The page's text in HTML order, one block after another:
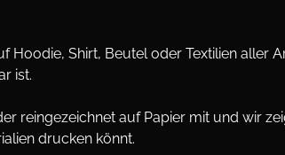
Shirt, Beutel oder Textilien aller
ist.
reingezeichnet auf Papier mit und wir
drucken könnt.